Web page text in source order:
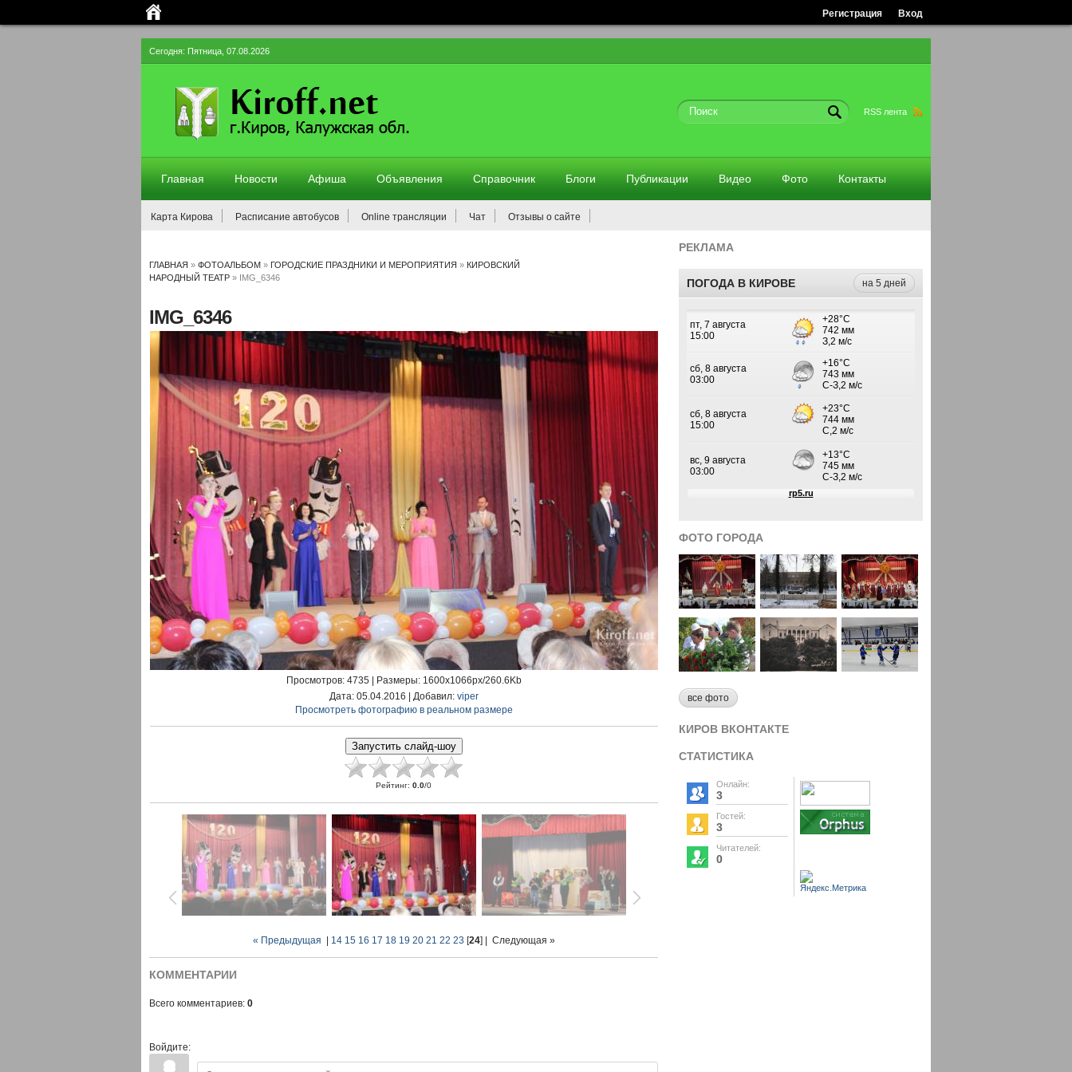
Вход
Регистрация
Сегодня: Пятница, 07.08.2026
RSS лента
Главная Новости Афиша Объявления Справочник Блоги Публикации Видео Фото Контакты
Карта Кирова Расписание автобусов Online трансляции Чат Отзывы о сайте
ГЛАВНАЯ » ФОТОАЛЬБОМ » ГОРОДСКИЕ ПРАЗДНИКИ И МЕРОПРИЯТИЯ » КИРОВСКИЙ
НАРОДНЫЙ ТЕАТР » IMG_6346
IMG_6346
Просмотров: 4735 | Размеры: 1600x1066px/260.6Kb
Дата: 05.04.2016 | Добавил: viper
Просмотреть фотографию в реальном размере
Рейтинг: 0.0/0
« Предыдущая 14 15 16 17 18 19 20 21 22 23 [24] | Следующая »
КОММЕНТАРИИ
Всего комментариев: 0
Войдите:
РЕКЛАМА
ПОГОДА В КИРОВЕ на 5 дней
ФОТО ГОРОДА
все фото
КИРОВ ВКОНТАКТЕ
СТАТИСТИКА
Онлайн:
3
Гостей:
3
Читателей:
0